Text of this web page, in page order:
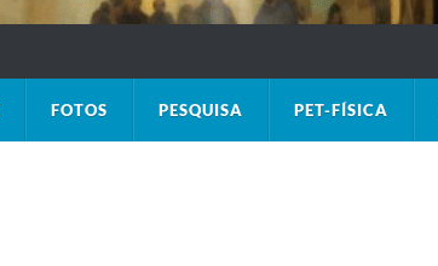
FOTOS PESQUISA PET-FÍSICA